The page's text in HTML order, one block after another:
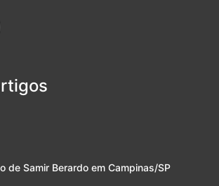
de Samir Berardo em Campinas/SP